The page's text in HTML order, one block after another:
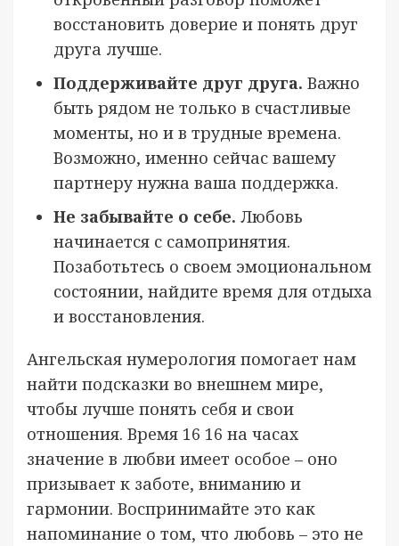
восстановить доверие и понять друг
друга лучше.
Поддерживайте друг друга. Важно
быть рядом не только в счастливые
моменты, но и в трудные времена.
Возможно, именно сейчас вашему
партнеру нужна ваша поддержка.
Не забывайте о себе. Любовь
начинается с самопринятия.
Позаботьтесь о своем эмоциональном
состоянии, найдите время для отдыха
и восстановления.
Ангельская нумерология помогает нам
найти подсказки во внешнем мире,
чтобы лучше понять себя и свои
отношения. Время 16 16 на часах
значение в любви имеет особое – оно
призывает к заботе, вниманию и
гармонии. Воспринимайте это как
напоминание о том, что любовь – это не